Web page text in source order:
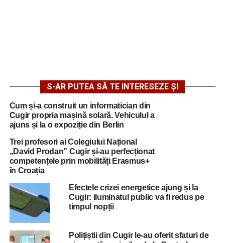
S-AR PUTEA SĂ TE INTERESEZE ȘI
Cum și-a construit un informatician din
Cugir propria mașină solară. Vehiculul a
ajuns și la o expoziție din Berlin
Trei profesori ai Colegiului Național
„David Prodan” Cugir și-au perfecționat
competențele prin mobilități Erasmus+
în Croația
Efectele crizei energetice ajung și la
Cugir: iluminatul public va fi redus pe
timpul nopții
Polițiștii din Cugir le-au oferit sfaturi de